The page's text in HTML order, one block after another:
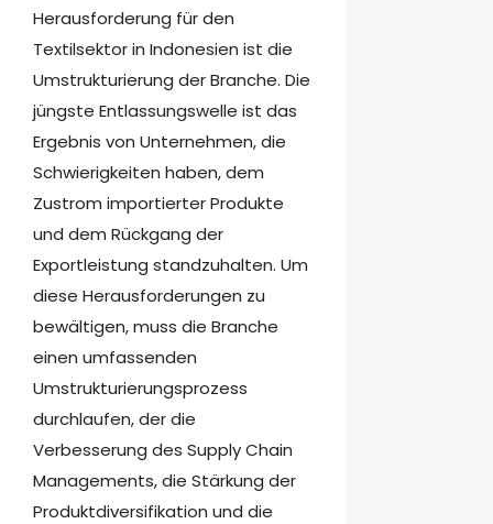
Herausforderung für den
Textilsektor in Indonesien ist die
Umstrukturierung der Branche. Die
jüngste Entlassungswelle ist das
Ergebnis von Unternehmen, die
Schwierigkeiten haben, dem
Zustrom importierter Produkte
und dem Rückgang der
Exportleistung standzuhalten. Um
diese Herausforderungen zu
bewältigen, muss die Branche
einen umfassenden
Umstrukturierungsprozess
durchlaufen, der die
Verbesserung des Supply Chain
Managements, die Stärkung der
Produktdiversifikation und die